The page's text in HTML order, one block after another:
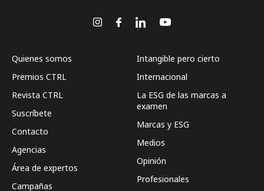
Quienes somos
Premios CTRL
Revista CTRL
Suscríbete
Contacto
Agencias
Área de expertos
Campañas
Intangible pero cierto
Internacional
La ESG de las marcas a
examen
Marcas y ESG
Medios
Opinión
Profesionales